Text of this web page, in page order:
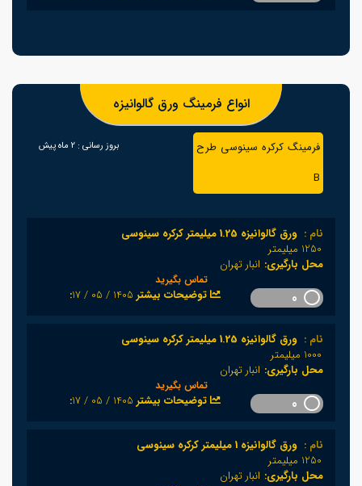
انواع فرمینگ ورق گالوانیزه
فرمینگ کرکره سینوسی طرح
B
بروز رسانی : 2 ماه پیش
نام : ورق گالوانیزه 1.25 میلیمتر کرکره سینوسی
1250 میلیمتر
محل بارگیری: انبار تهران
تماس بگیرید
:توضیحات بیشتر1405 / 05 / 17
نام : ورق گالوانیزه 1.25 میلیمتر کرکره سینوسی
1000 میلیمتر
محل بارگیری: انبار تهران
تماس بگیرید
:توضیحات بیشتر1405 / 05 / 17
نام : ورق گالوانیزه 1 میلیمتر کرکره سینوسی
1250 میلیمتر
محل بارگیری: انبار تهران